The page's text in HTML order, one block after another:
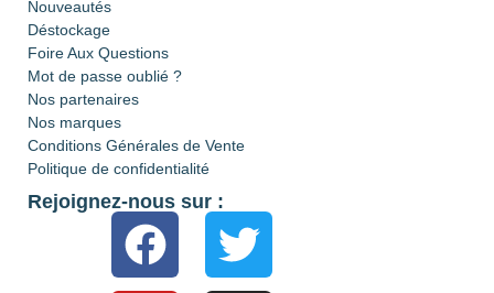
Nouveautés
Déstockage
Foire Aux Questions
Mot de passe oublié ?
Nos partenaires
Nos marques
Conditions Générales de Vente
Politique de confidentialité
Rejoignez-nous sur :